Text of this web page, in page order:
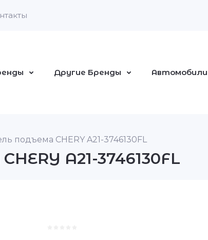
Другие Бренды Автомобили
подъема CHERY A21-3746130FL
A21-3746130FL